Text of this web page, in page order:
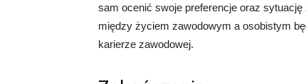
sam ocenić swoje preferencje oraz
między życiem zawodowym a osobistym
karierze zawodowej.